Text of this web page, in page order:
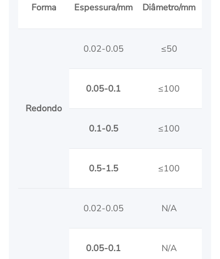
Forma Espessura/mm Diâmetro/mm
Redondo
0.02-0.05 ≤50
0.05-0.1 ≤100
0.1-0.5 ≤100
0.5-1.5 ≤100
0.02-0.05 N/A
0.05-0.1 N/A